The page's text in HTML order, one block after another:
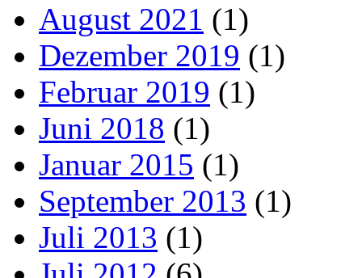
August 2021 (1)
Dezember 2019 (1)
Februar 2019 (1)
Juni 2018 (1)
Januar 2015 (1)
September 2013 (1)
Juli 2013 (1)